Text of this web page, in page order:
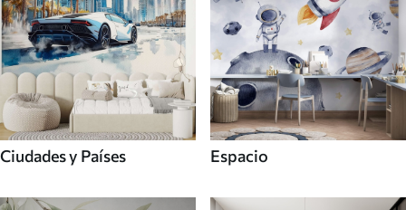
Ciudades y Países Espacio